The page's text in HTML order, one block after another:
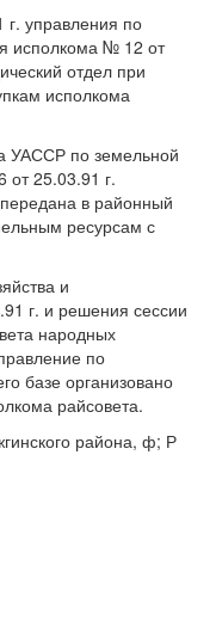
управления по
исполкома № 12 от
отдел при
исполкома
УАССР по земельной
25.03.91 г.
в районный
ресурсам с
и
г. и решения сессии
народных
по
базе организовано
райсовета.
района, ф; Р